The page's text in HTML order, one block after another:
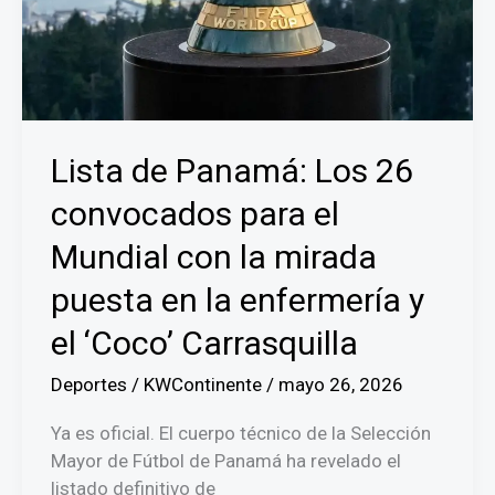
Lista de Panamá: Los 26
convocados para el
Mundial con la mirada
puesta en la enfermería y
el ‘Coco’ Carrasquilla
Deportes / KWContinente / mayo 26, 2026
Ya es oficial. El cuerpo técnico de la Selección
Mayor de Fútbol de Panamá ha revelado el
listado definitivo de